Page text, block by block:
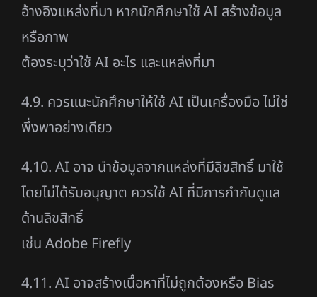
อ้างอิงแหล่งที่มา หากนักศึกษาใช้ AI สร้างข้อมูล
หรือภาพ
ต้องระบุว่าใช้ AI อะไร และแหล่งที่มา
4.9. ควรแนะนักศึกษาให้ใช้ AI เป็นเครื่องมือ ไม่ใช่
พึ่งพาอย่างเดียว
4.10. AI อาจ นำข้อมูลจากแหล่งที่มีลิขสิทธิ์ มาใช้
โดยไม่ได้รับอนุญาต ควรใช้ AI ที่มีการกำกับดูแล
ด้านลิขสิทธิ์
เช่น Adobe Firefly
4.11. AI อาจสร้างเนื้อหาที่ไม่ถูกต้องหรือ Bias